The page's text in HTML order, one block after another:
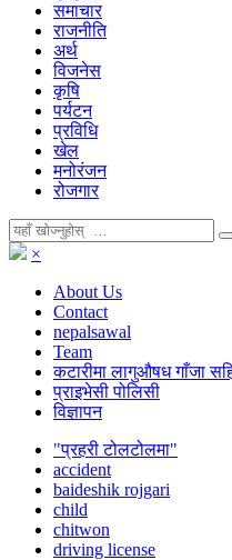
समाचार
राजनीति
अर्थ
विजनेस
कृषि
पर्यटन
प्रविधि
खेल
मनोरंजन
रोजगार
×
About Us
Contact
nepalsawal
Team
कटारीमा लागुऔषध गाँजा
प्राइभेसी पोलिसी
विज्ञापन
"प्रहरी टोलटोलमा"
accident
baideshik rojgari
child
chitwon
driving license